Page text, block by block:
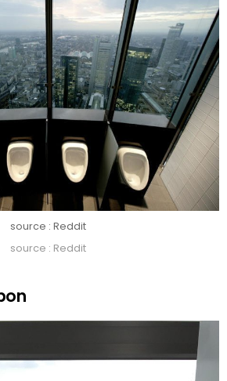
source : Reddit
source : Reddit